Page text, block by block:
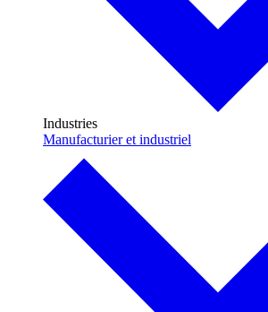
Industries
Manufacturier et industriel